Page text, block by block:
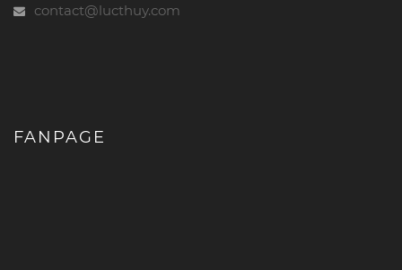
contact@lucthuy.com
FANPAGE